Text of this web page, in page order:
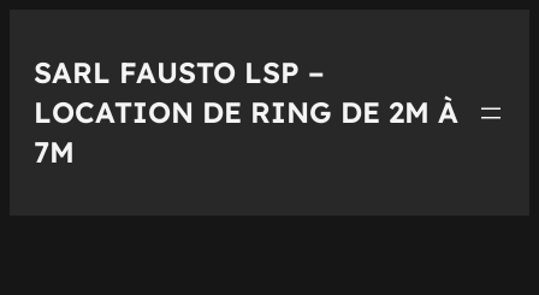
SARL FAUSTO LSP –
LOCATION DE RING DE 2M À
7M